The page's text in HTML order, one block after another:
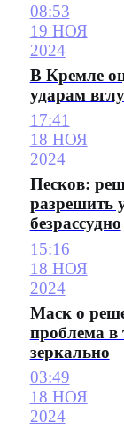
08:53
19 НОЯ
2024
В Кремле
ударам
17:41
18 НОЯ
2024
Песков:
разрешить
безрассудно
15:16
18 НОЯ
2024
Маск о
проблема в
зеркально
03:49
18 НОЯ
2024